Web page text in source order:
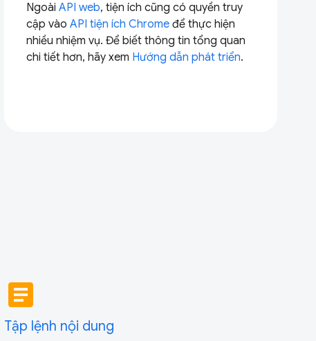
NgoàiAPI web, tiện ích cũng có quyền truy
cập vàoAPI tiện ích Chrome để thực hiện
nhiều nhiệm vụ. Để biết thông tin tổng quan
chi tiết hơn, hãy xem Hướng dẫn phát triển.
article
Tập lệnh nội dung